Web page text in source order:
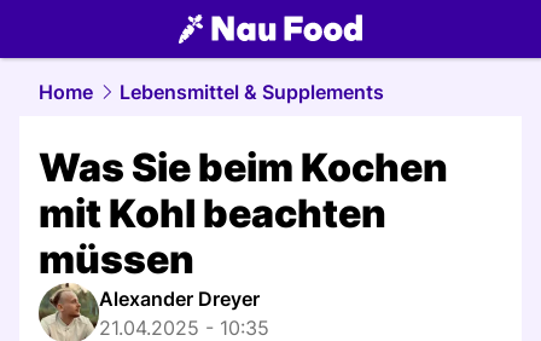
food.NAU.ch
Home Lebensmittel & Supplements
Was Sie beim Kochen
mit Kohl beachten
müssen
Alexander Dreyer
21.04.2025 - 10:35